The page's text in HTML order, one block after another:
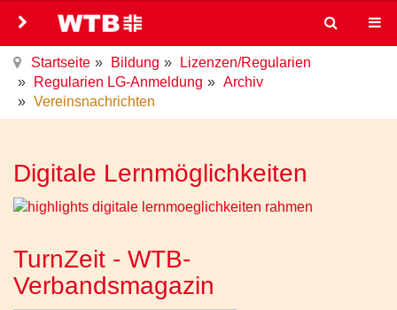
Startseite Bildung
Lizenzen/Regularien
Regularien LG-Anmeldung
Archiv
Vereinsnachrichten
Digitale Lernmöglichkeiten
TurnZeit - WTB-
Verbandsmagazin